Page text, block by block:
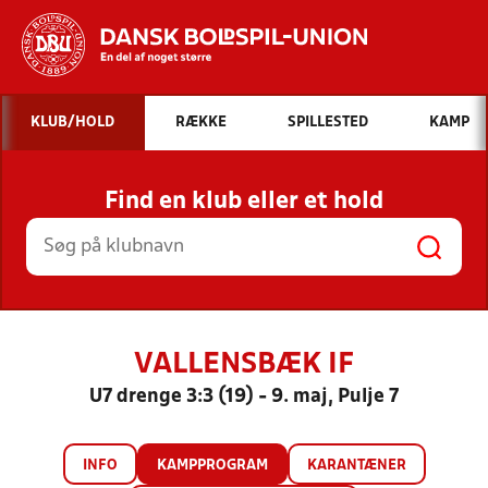
Hvad vil du søge efter?
INDHOLD OG NYHEDER
STILLINGER, RESULTATER, KLUBBER OG
HOLD
KLUB/HOLD RÆKKE SPILLESTED KAMP
Find en klub eller et hold
VALLENSBÆK IF
U7 drenge 3:3 (19) - 9. maj, Pulje 7
INFO KAMPPROGRAM KARANTÆNER